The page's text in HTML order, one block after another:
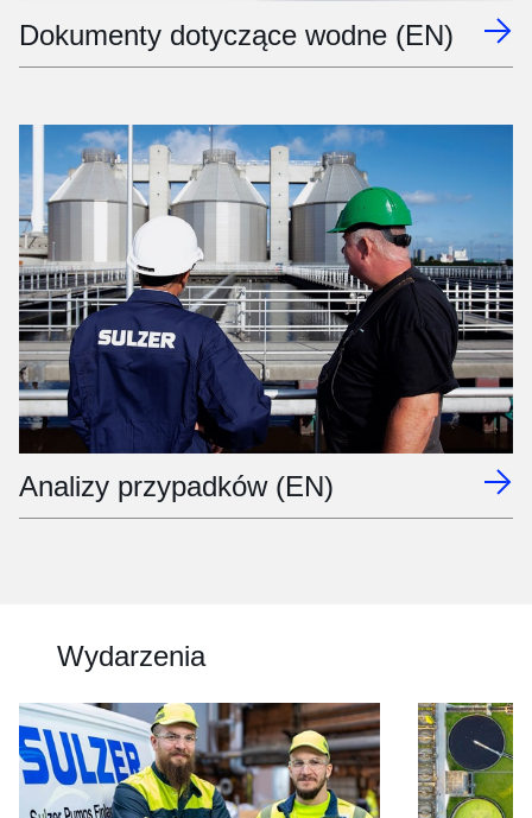
Dokumenty dotyczące wodne (EN)
Analizy przypadków (EN)
Wydarzenia